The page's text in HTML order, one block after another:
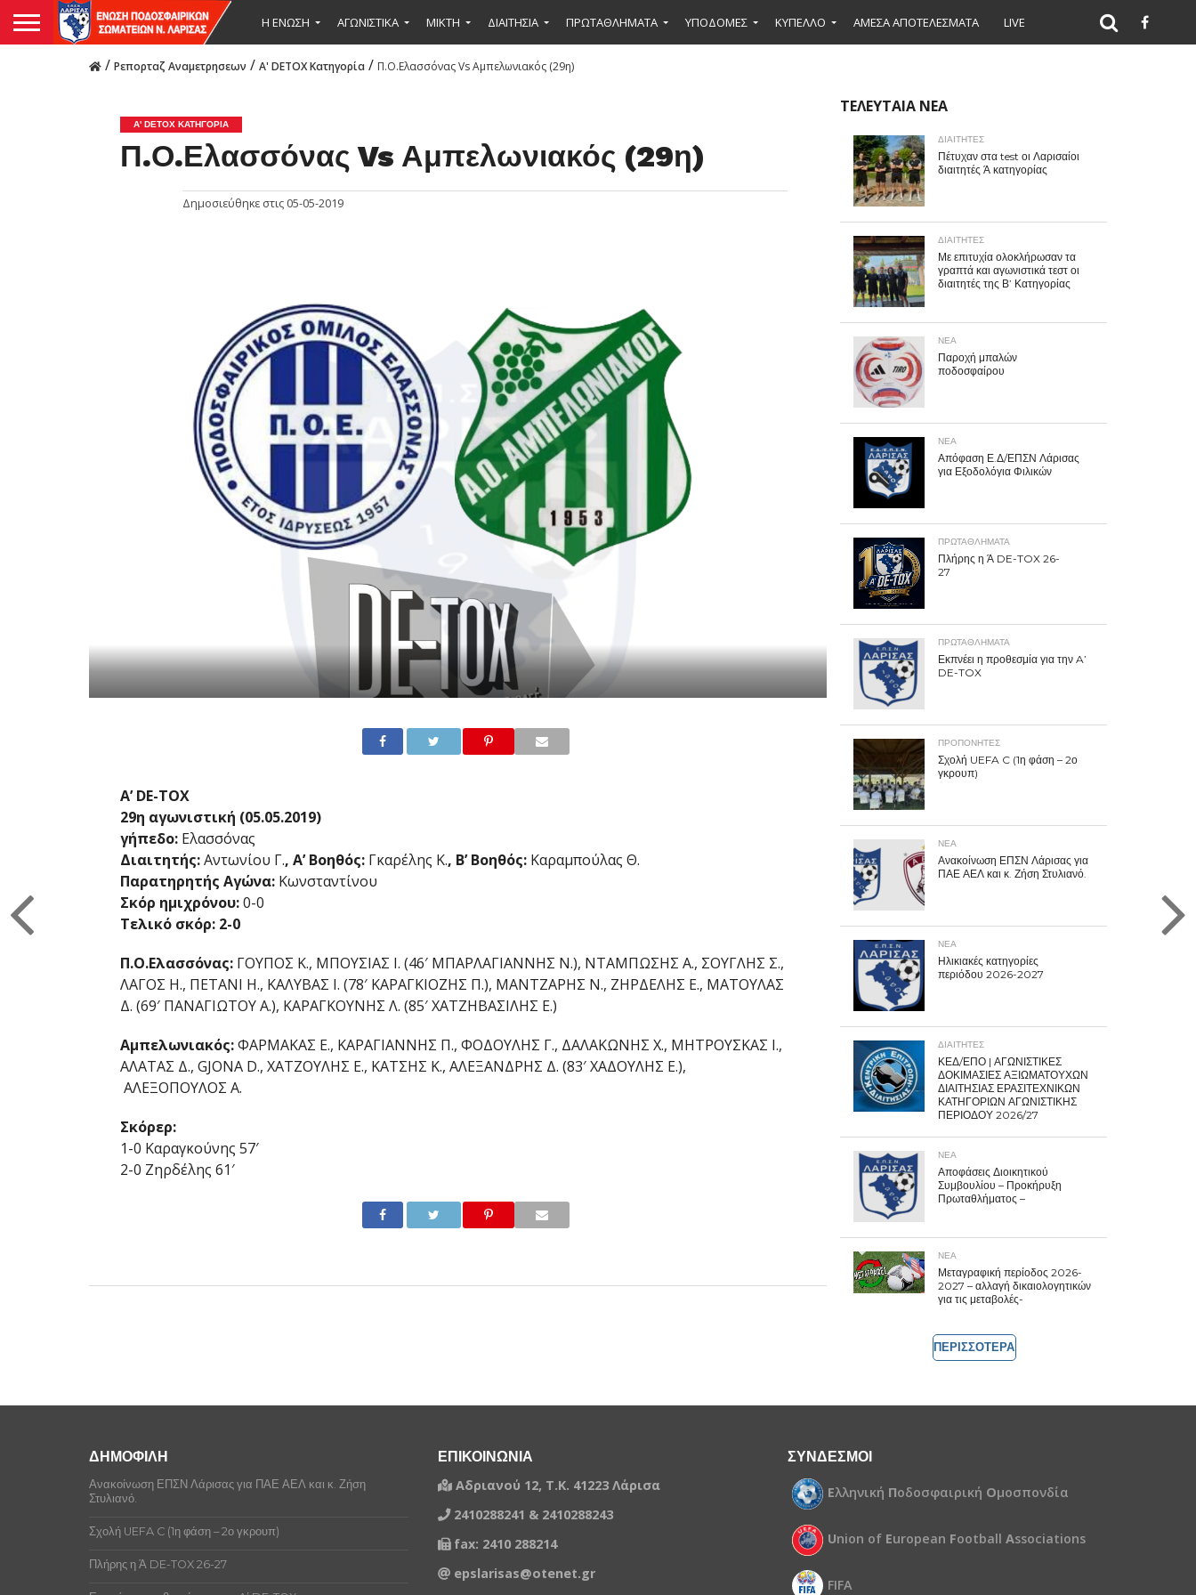
Η ΕΝΩΣΗ ΑΓΩΝΙΣΤΙΚΑ ΜΙΚΤΉ ΔΙΑΙΤΗΣΙΑ ΠΡΩΤΑΘΛΗΜΑΤΑ ΥΠΟΔΟΜΕΣ ΚΥΠΕΛΛΟ ΑΜΕΣΑ ΑΠΟΤΕΛΕΣΜΑΤΑ LIVE
/ Ρεπορταζ Αναμετρησεων / Α' DETOX Κατηγορία / Π.Ο.Ελασσόνας Vs Αμπελωνιακός (29η)
Α' DETOX ΚΑΤΗΓΟΡΊΑ
Π.Ο.Ελασσόνας Vs Αμπελωνιακός (29η)
Δημοσιεύθηκε στις 05-05-2019
Α’ DE-TOX
29η αγωνιστική (05.05.2019)
γήπεδο: Ελασσόνας
Διαιτητής:Αντωνίου Γ., Α’ Βοηθός: Γκαρέλης Κ., Β’ Βοηθός: Καραμπούλας Θ.
Παρατηρητής Αγώνα: Κωνσταντίνου
Σκόρ ημιχρόνου:0-0
Τελικό σκόρ: 2-0
Π.Ο.Ελασσόνας:ΓΟΥΠΟΣ Κ., ΜΠΟΥΣΙΑΣ Ι. (46′ ΜΠΑΡΛΑΓΙΑΝΝΗΣ Ν.), ΝΤΑΜΠΩΣΗΣ Α., ΣΟΥΓΛΗΣ Σ.,
ΛΑΓΟΣ Η., ΠΕΤΑΝΙ Η., ΚΑΛΥΒΑΣ Ι. (78′ ΚΑΡΑΓΚΙΟΖΗΣ Π.), ΜΑΝΤΖΑΡΗΣ Ν., ΖΗΡΔΕΛΗΣ Ε., ΜΑΤΟΥΛΑΣ
Δ. (69′ ΠΑΝΑΓΙΩΤΟΥ Α.), ΚΑΡΑΓΚΟΥΝΗΣ Λ. (85′ ΧΑΤΖΗΒΑΣΙΛΗΣ Ε.)
Αμπελωνιακός:ΦΑΡΜΑΚΑΣ Ε., ΚΑΡΑΓΙΑΝΝΗΣ Π., ΦΟΔΟΥΛΗΣ Γ., ΔΑΛΑΚΩΝΗΣ Χ., ΜΗΤΡΟΥΣΚΑΣ Ι.,
ΑΛΑΤΑΣ Δ., GJONA D., ΧΑΤΖΟΥΛΗΣ Ε., ΚΑΤΣΗΣ Κ., ΑΛΕΞΑΝΔΡΗΣ Δ. (83′ ΧΑΔΟΥΛΗΣ Ε.),
ΑΛΕΞΟΠΟΥΛΟΣ Α.
Σκόρερ:
1-0 Καραγκούνης 57′
2-0 Ζηρδέλης 61′
ΤΕΛΕΥΤΑΙΑ ΝΕΑ
ΔΙΑΙΤΗΤΕΣ
Πέτυχαν στα test οι Λαρισαίοι
διαιτητές Ά κατηγορίας
ΔΙΑΙΤΗΤΕΣ
Με επιτυχία ολοκλήρωσαν τα
γραπτά και αγωνιστικά τεστ οι
διαιτητές της Β’ Κατηγορίας
ΝΕΑ
Παροχή μπαλών
ποδοσφαίρου
ΝΕΑ
Απόφαση Ε.Δ/ΕΠΣΝ Λάρισας
για Εξοδολόγια Φιλικών
ΠΡΩΤΑΘΛΉΜΑΤΑ
Πλήρης η Ά DE-TOX 26-
27
ΠΡΩΤΑΘΛΉΜΑΤΑ
Εκπνέει η προθεσμία για την A’
DE-TOX
ΠΡΟΠΟΝΗΤΈΣ
Σχολή UEFA C (1η φάση – 2ο
γκρουπ)
ΝΕΑ
Ανακοίνωση ΕΠΣΝ Λάρισας για
ΠΑΕ ΑΕΛ και κ. Ζήση Στυλιανό.
ΝΕΑ
Ηλικιακές κατηγορίες
περιόδου 2026-2027
ΔΙΑΙΤΗΤΕΣ
ΚΕΔ/ΕΠΟ | ΑΓΩΝΙΣΤΙΚΕΣ
ΔΟΚΙΜΑΣΙΕΣ ΑΞΙΩΜΑΤΟΥΧΩΝ
ΔΙΑΙΤΗΣΙΑΣ ΕΡΑΣΙΤΕΧΝΙΚΩΝ
ΚΑΤΗΓΟΡΙΩΝ ΑΓΩΝΙΣΤΙΚΗΣ
ΠΕΡΙΟΔΟΥ 2026/27
ΝΕΑ
Αποφάσεις Διοικητικού
Συμβουλίου – Προκήρυξη
Πρωταθλήματος –
ΝΕΑ
Μεταγραφική περίοδος 2026-
2027 – αλλαγή δικαιολογητικών
για τις μεταβολές-
ΠΕΡΙΣΣΟΤΕΡΑ
ΔΗΜΟΦΙΛΗ
Ανακοίνωση ΕΠΣΝ Λάρισας για ΠΑΕ ΑΕΛ και κ. Ζήση
Στυλιανό.
Σχολή UEFA C (1η φάση – 2ο γκρουπ)
Πλήρης η Ά DE-TOX 26-27
ΕΠΙΚΟΙΝΩΝΙΑ
Αδριανού 12, Τ.Κ. 41223 Λάρισα
2410288241 & 2410288243
fax: 2410 288214
epslarisas@otenet.gr
ΣΥΝΔΕΣΜΟΙ
Ελληνική Ποδοσφαιρική Ομοσπονδία
Union of European Football Associations
FIFA